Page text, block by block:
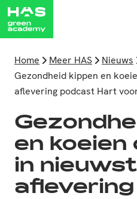
Home Meer HAS
Nieuws
Gezondheid kippen en
aflevering podcast Hart
en koeien
in